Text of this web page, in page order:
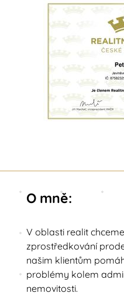
O mně:
V oblasti realit
zprostředkování
našim klientům
problémy kolem
nemovitosti.